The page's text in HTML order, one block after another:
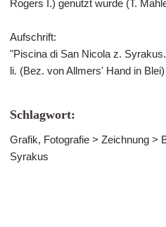
Rogers I.) genutzt wurde (T.
Aufschrift:
"Piscina di San Nicola z.
li. (Bez. von Allmers' Hand in Blei)
Schlagwort:
Grafik, Fotografie > Zeichnung >
Syrakus